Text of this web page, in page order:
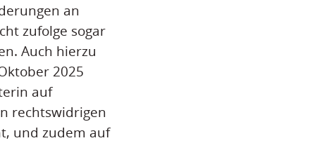
an
zufolge sogar
Auch hierzu
2025
auf
rechtswidrigen
und zudem auf